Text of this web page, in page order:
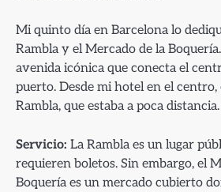
Mi quinto día en Barcelona lo
Rambla y el Mercado de la
avenida icónica que conecta el
puerto. Desde mi hotel en el centro,
Rambla, que estaba a poca distancia.
Servicio: La Rambla es un lugar
requieren boletos. Sin embargo, el
Boquería es un mercado cubierto